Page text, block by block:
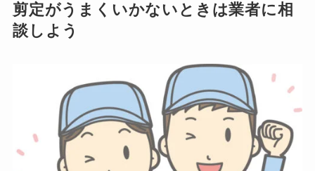
剪定がうまくいかないときは業者に相
談しよう